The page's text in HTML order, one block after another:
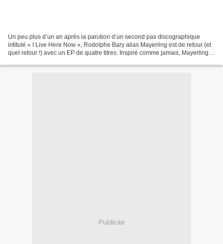
Un peu plus d’un an après la parution d’un second pas discographique
intitulé « I Live Here Now », Rodolphe Bary alias Mayerling est de retour (et
quel retour !) avec un EP de quatre titres. Inspiré comme jamais, Mayerling
Publicité